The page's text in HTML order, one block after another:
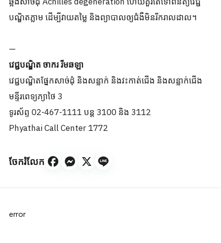
បណ្ឌិតភ្លាម ដើម្បីវាយតម្លៃ និងព្យាបាលឲ្យជំងឺមិនរីករាលដាល។
—
វេជ្ជបណ្ឌិត ចាករ រីមឆឡា
វេជ្ជបណ្ឌិតផ្នែកសាច់ដុំ និងសន្លាក់ និងវះកាត់ជើង និងសន្លាក់ជើង
មន្ទីរពេទ្យភ្យាថៃ 3
ទូរស័ព្ទ 02-467-1111 បន្ត 3100 និង 3112
Phyathai Call Center 1772
ចែករំលែក
error